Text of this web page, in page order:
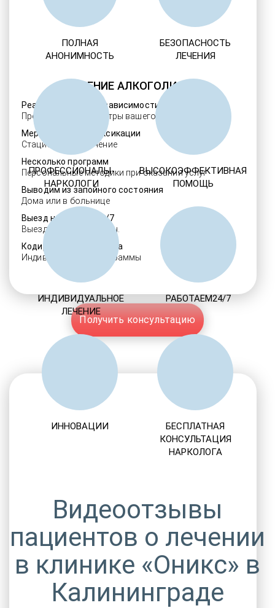
ЛЕЧЕНИЕ АЛКОГОЛИЗМА
Реабилитация алкозависимости
Проверенные ребцентры вашего региона
Мероприятия детоксикации
Стационарное лечение
Несколько программ
Персональные методики при оказании услуг
Выводим из запойного состояния
Дома или в больнице
Выезд нарколога 24/7
Выезд в течение 30 мин.
Кодировка алкоголизма
Индивидуальные программы
Получить консультацию
ПОЛНАЯ
АНОНИМНОСТЬ
БЕЗОПАСНОСТЬ
ЛЕЧЕНИЯ
ПРОФЕССИОНАЛЫ-
НАРКОЛОГИ
ВЫСОКОЭФФЕКТИВНАЯ
ПОМОЩЬ
ИНДИВИДУАЛЬНОЕ
ЛЕЧЕНИЕ
РАБОТАЕМ24/7
ИННОВАЦИИ
БЕСПЛАТНАЯ
КОНСУЛЬТАЦИЯ
НАРКОЛОГА
Видеоотзывы
пациентов о лечении
в клинике «Оникс» в
Калининграде